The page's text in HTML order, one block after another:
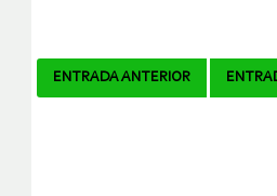
Navegador
ENTRADA ANTERIOR